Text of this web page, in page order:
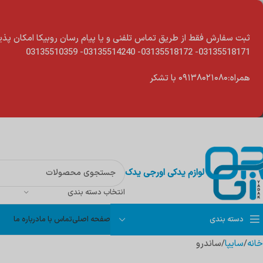
modal-check
ثبت سفارش فقط از طریق تماس تلفنی و یا پیام رسان روبیکا امکان
03135518171- 03135518172- 03135514240- 03135510359
همراه:۰۹۱۳۸۰۲۱۰۸۰ با تشکر
لوازم یدکی اورجی یدک
انتخاب دسته بندی
دسته بندی صفحه اصلیتماس با مادرباره ما
خانه سایپا ساندرو